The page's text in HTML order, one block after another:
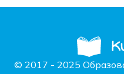
© 2017 - 2025